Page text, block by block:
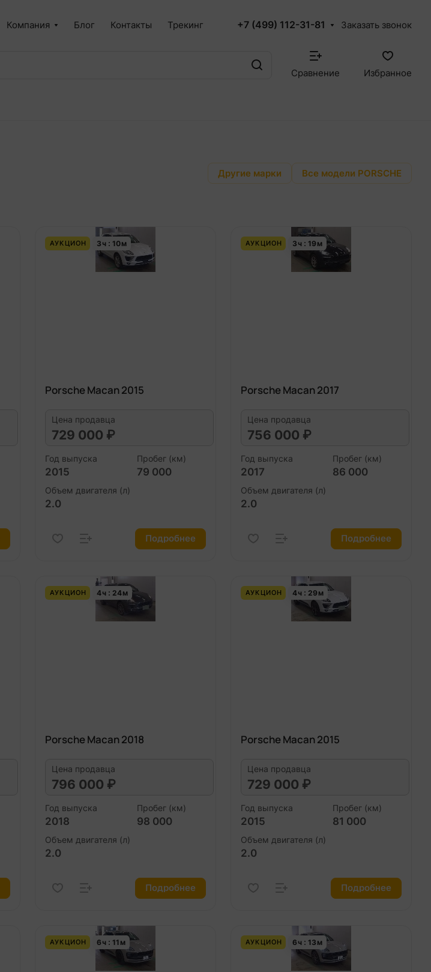
Компания Блог Контакты Трекинг +7 (499) 112-31-81 Заказать звонок
Сравнение Избранное
Другие марки Все модели PORSCHE
АУКЦИОН 3 ч 10м
Porsche Macan 2015
Цена продавца
729 000 ₽
Год выпуска
2015
Пробег (км)
79 000
Объем двигателя (л)
2.0
Подробнее
АУКЦИОН 3 ч 19 м
Porsche Macan 2017
Цена продавца
756 000 ₽
Год выпуска
2017
Пробег (км)
86 000
Объем двигателя (л)
2.0
Подробнее
АУКЦИОН 4ч 24м
Porsche Macan 2018
Цена продавца
796 000 ₽
Год выпуска
2018
Пробег (км)
98 000
Объем двигателя (л)
2.0
Подробнее
АУКЦИОН 4ч 29 м
Porsche Macan 2015
Цена продавца
729 000 ₽
Год выпуска
2015
Пробег (км)
81 000
Объем двигателя (л)
2.0
Подробнее
АУКЦИОН 6 ч 11 м АУКЦИОН 6 ч 13 м